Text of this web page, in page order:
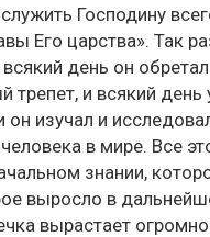
Господину
Его царства». Так
день он
трепет, и всякий день
он изучал и
в мире. Все
знании,
выросло в
вырастает